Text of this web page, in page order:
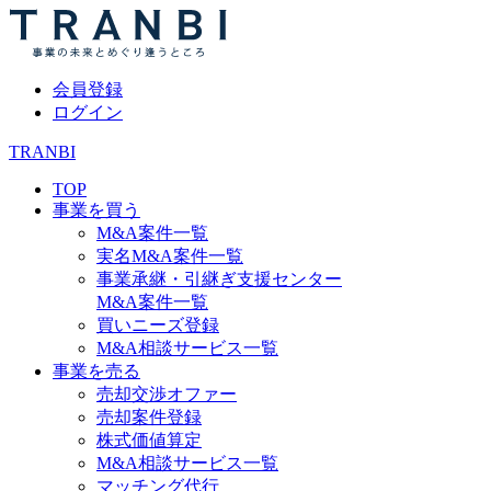
会員登録
ログイン
TRANBI
TOP
事業を買う
M&A案件一覧
実名M&A案件一覧
事業承継・引継ぎ支援センター
M&A案件一覧
買いニーズ登録
M&A相談サービス一覧
事業を売る
売却交渉オファー
売却案件登録
株式価値算定
M&A相談サービス一覧
マッチング代行